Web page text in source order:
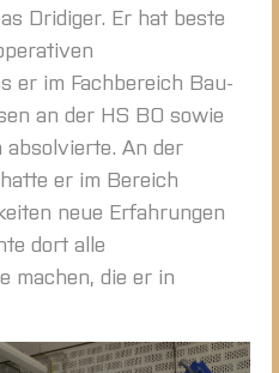
Dridiger. Er hat beste
er im Fachbereich Bau-
an der HS BO sowie
absolvierte. An der
er im Bereich
neue Erfahrungen
dort alle
machen, die er in